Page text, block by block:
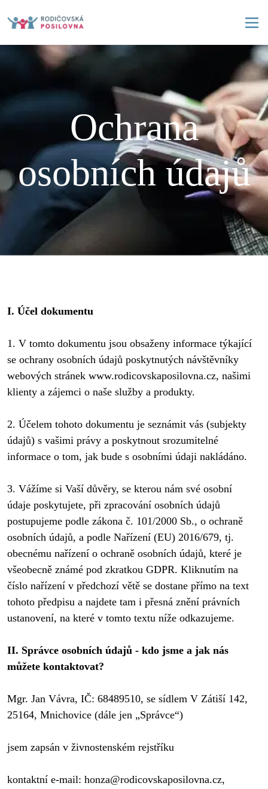
Ochrana
osobních údajů
I. Účel dokumentu
1. V tomto dokumentu jsou obsaženy informace týkající
se ochrany osobních údajů poskytnutých návštěvníky
webových stránek www.rodicovskaposilovna.cz, našimi
2. Účelem tohoto dokumentu je seznámit vás (subjekty
údajů) s vašimi právy a poskytnout srozumitelné
informace o tom, jak bude s osobními údaji nakládáno.
3. Vážíme si Vaší důvěry, se kterou nám své osobní
údaje poskytujete, při zpracování osobních údajů
postupujeme podle zákona č. 101/2000 Sb., o ochraně
osobních údajů, a podle Nařízení (EU) 2016/679, tj.
obecnému nařízení o ochraně osobních údajů, které je
všeobecně známé pod zkratkou GDPR. Kliknutím na
číslo nařízení v předchozí větě se dostane přímo na text
tohoto předpisu a najdete tam i přesná znění právních
ustanovení, na které v tomto textu níže odkazujeme.
II. Správce osobních údajů - kdo jsme a jak nás
můžete kontaktovat?
Mgr. Jan Vávra, IČ: 68489510, se sídlem V Zátiší 142,
25164, Mnichovice (dále jen „Správce“)
jsem zapsán v živnostenském rejstříku
kontaktní e-mail: honza@rodicovskaposilovna.cz,